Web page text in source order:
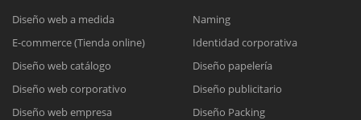
Diseño web a medida
E-commerce (Tienda online)
Diseño web catálogo
Diseño web corporativo
Diseño web empresa
Naming
Identidad corporativa
Diseño papelería
Diseño publicitario
Diseño Packing